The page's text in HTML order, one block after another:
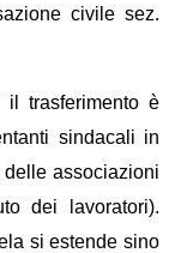
civile sez.
il trasferimento è
sindacali in
associazioni
dei lavoratori).
si estende sino